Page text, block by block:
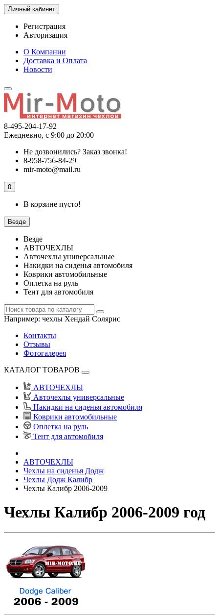
Личный кабинет
Регистрация
Авторизация
О Компании
Доставка и Оплата
Новости
8-495-204-17-92
Ежедневно, с 9:00 до 20:00
Не дозвонились? Заказ звонка!
8-958-756-84-29
mir-moto@mail.ru
0
В корзине пусто!
Везде
Везде
АВТОЧЕХЛЫ
Авточехлы универсальные
Накидки на сиденья автомобиля
Коврики автомобильные
Оплетка на руль
Тент для автомобиля
Например: чехлы Хендай Солярис
Контакты
Отзывы
Фотогалерея
КАТАЛОГ ТОВАРОВ
АВТОЧЕХЛЫ
Авточехлы универсальные
Накидки на сиденья автомобиля
Коврики автомобильные
Оплетка на руль
Тент для автомобиля
АВТОЧЕХЛЫ
Чехлы на сиденья Додж
Чехлы Додж Калибр
Чехлы Калибр 2006-2009
Чехлы Калибр 2006-2009 год